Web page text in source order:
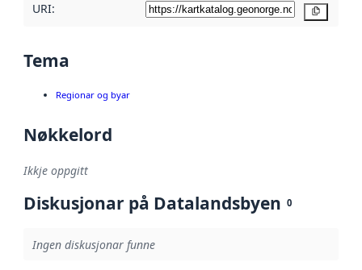
URI:
Tema
Regionar og byar
Nøkkelord
Ikkje oppgitt
Diskusjonar på Datalandsbyen 0
Ingen diskusjonar funne